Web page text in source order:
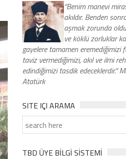
“Benim manevi
akıldır. Benden
aşmak zorunda
ve köklü zorluklar
gayelere tamamen eremediğimizi
taviz vermediğimizi, akıl ve ilmi
edindiğimizi tasdik edeceklerdir.”
Atatürk
SITE IÇI ARAMA
TBD ÜYE BİLGİ SİSTEMİ